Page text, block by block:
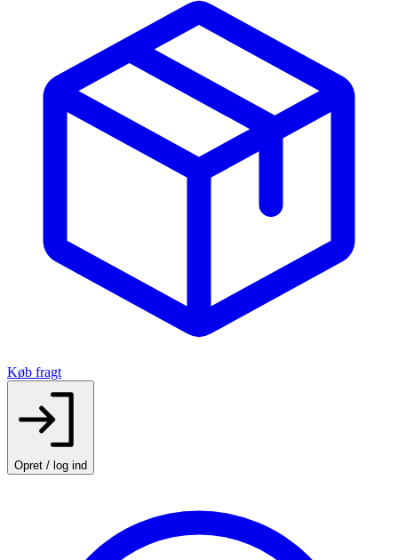
Køb fragt
Opret / log ind